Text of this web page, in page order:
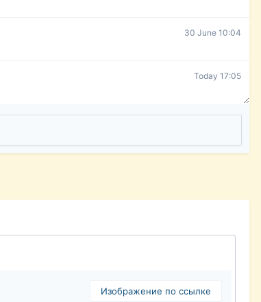
30 June 10:04
Today 17:05
Изображение по ссылке